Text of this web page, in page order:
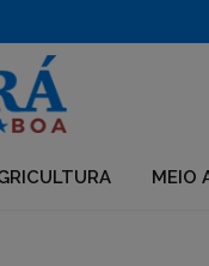
MEIO